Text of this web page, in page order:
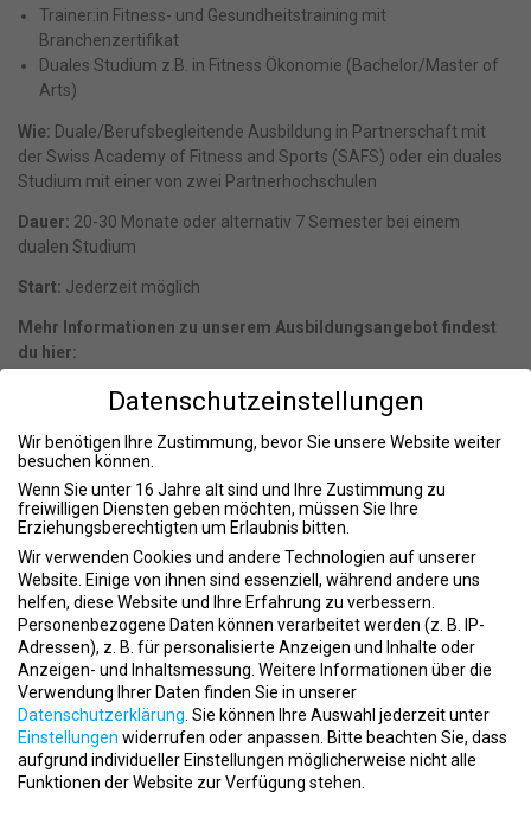
Trainer:in Fitness- und Gesundheitstraining mit
Branchenzertifikat
Duales Studium z.B. in Fitness Ökonomie (Bachelor/Master of
Arts)
Wie: Duale/Berufsbegleitende Ausbildung in Partnerschaft mit
der Swiss Academy of Fitness and Sports (SAFS) oder ein duales
Studium mit einer von zwei Partnerhochschulen
Dauer: 20-30 Monate oder alternativ 7 Semester bei einem
dualen Studium
Start: Jederzeit möglich
Mehr Informationen zu unserem Ausbildungsangebot findest
du hier:
Ausbildung mit eidg. Fachausweis
Bachelor of Arts Studiengänge (auch ohne Matura möglich):
Fitnessökonomie an der DHfPG
Sportökonomie an der DHfPG
Gesundheitsmanagement an der DHfPG
Fitnesstraining an der DHfPG
Fitness- und Healthmanagement am Bodenseecampus
MBA/Master of Arts Studiengänge:
Sport-/Gesundheitsmanagement (MBA) an der DHfPG
Prävention und Gesundheitsmanagement an der DHfPG
Sportökonomie an der DHfPG
Fitnessökonomie an der DHfPG
Stellenanforderungen
Datenschutzeinstellungen
Wir benötigen Ihre Zustimmung, bevor Sie unsere Website weiter
besuchen können.
Wenn Sie unter 16 Jahre alt sind und Ihre Zustimmung zu
freiwilligen Diensten geben möchten, müssen Sie Ihre
Erziehungsberechtigten um Erlaubnis bitten.
Wir verwenden Cookies und andere Technologien auf unserer
Website. Einige von ihnen sind essenziell, während andere uns
helfen, diese Website und Ihre Erfahrung zu verbessern.
Personenbezogene Daten können verarbeitet werden (z. B. IP-
Adressen), z. B. für personalisierte Anzeigen und Inhalte oder
Anzeigen- und Inhaltsmessung. Weitere Informationen über die
Verwendung Ihrer Daten finden Sie in unserer
Datenschutzerklärung. Sie können Ihre Auswahl jederzeit unter
Einstellungen widerrufen oder anpassen. Bitte beachten Sie, dass
aufgrund individueller Einstellungen möglicherweise nicht alle
Funktionen der Website zur Verfügung stehen.